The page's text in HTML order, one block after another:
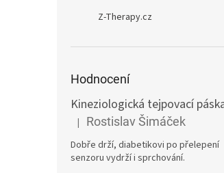
Z-Therapy.cz
Hodnocení
Hodnocení produktu je 5 z 5 hvězdiček.
| Rostislav Šimáček
Dobře drží, diabetikovi po přelepení
senzoru vydrží i sprchování.